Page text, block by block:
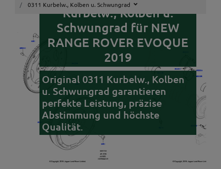
0311 Kurbelw., Kolben u. Schwungrad
Kurbelw., Kolben u.
Schwungrad für NEW
RANGE ROVER EVOQUE
2019
Original 0311 Kurbelw., Kolben
u. Schwungrad garantieren
perfekte Leistung, präzise
Abstimmung und höchste
Qualität.